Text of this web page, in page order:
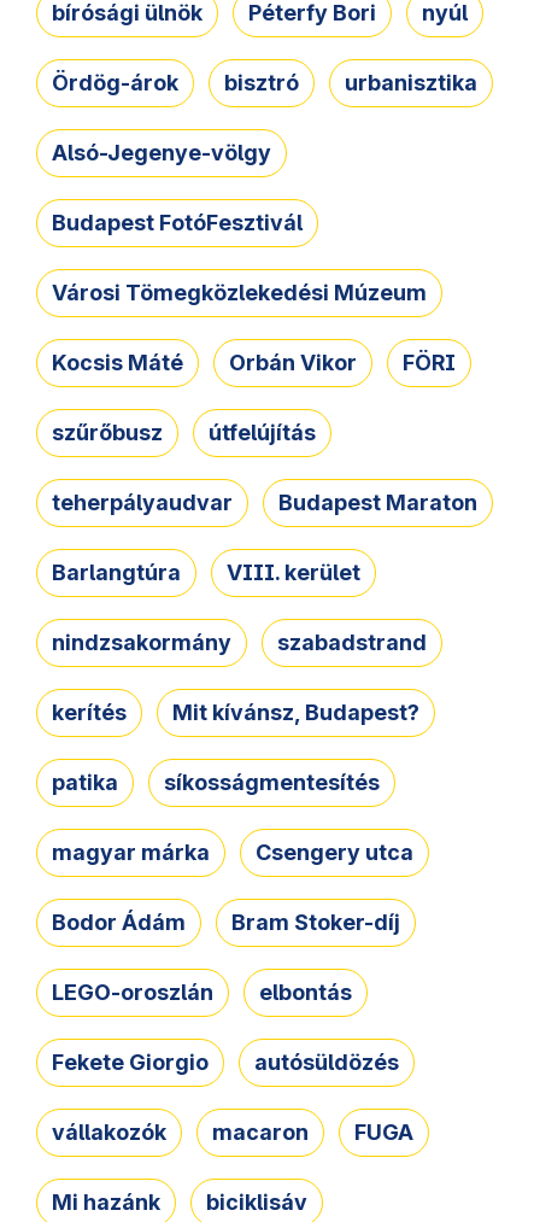
bírósági ülnök Péterfy Bori nyúl
Ördög-árok bisztró urbanisztika
Alsó-Jegenye-völgy
Budapest FotóFesztivál
Városi Tömegközlekedési Múzeum
Kocsis Máté Orbán Vikor FÖRI
szűrőbusz útfelújítás
teherpályaudvar Budapest Maraton
Barlangtúra VIII. kerület
nindzsakormány szabadstrand
kerítés Mit kívánsz, Budapest?
patika síkosságmentesítés
magyar márka Csengery utca
Bodor Ádám Bram Stoker-díj
LEGO-oroszlán elbontás
Fekete Giorgio autósüldözés
vállakozók macaron FUGA
Mi hazánk biciklisáv